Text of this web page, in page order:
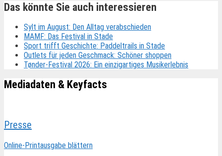
Das könnte Sie auch interessieren
Sylt im August: Den Alltag verabschieden
MAMF: Das Festival in Stade
Sport trifft Geschichte: Paddeltrails in Stade
Outlets für jeden Geschmack: Schöner shoppen
Tønder-Festival 2026: Ein einzigartiges Musikerlebnis
Mediadaten & Keyfacts
Presse
Online-Printausgabe blättern